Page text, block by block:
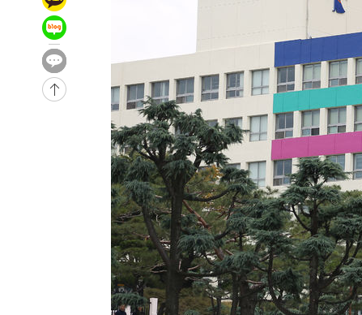
-24461초 전 >
[속보]'채상병 순직 책임' 임성근, 항소심도 징역 3년
-24327초 전 >
[속보]종합특검, '관저이전 봐주기 감사' 유병호 구속기소
-20927초 전 >
민주 콩고 에볼라환자 4천명 돌파, 4053명 발생 1850명
-20177초 전 >
[속보]'300억원대 사기 혐의' 차가원 대표 구속 송치
-19371초 전 >
"미 전국적 살모네라 식중독 원인은 멕시코산 할라피뇨"--
[속보]경찰·노동부, HL만도 평택사업장 끼임 사망 관련
[속보]합수본, '투표율 허위 입력' 중앙·서울·경기도 선관
[속보]원·달러 환율, 오전 9시 1423.8원
[속보]삼성전자·SK하이닉스 동반 강보합…1%대 상승
[속보]코스닥, 5.95포인트(0.74%) 상승한 807.62개장
[속보]코스피, 6300선 재탈환…1.09% 오른 6365.07
시리아 다마스쿠스 교외에서 미니버스 폭발.. 14명 부상
입추에도 극한더위…서울 낮 39도 '폭염중대경보'
이란, 호르무즈서 "적국 목표물들"과 대치로 남부 케슘섬